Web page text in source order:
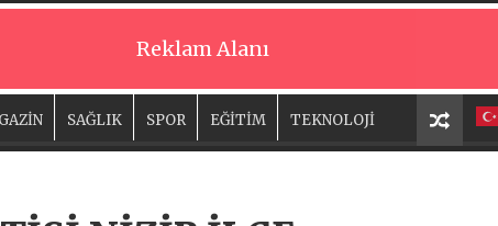
Reklam Alanı
SAĞLIK SPOR EĞİTİM TEKNOLOJİ